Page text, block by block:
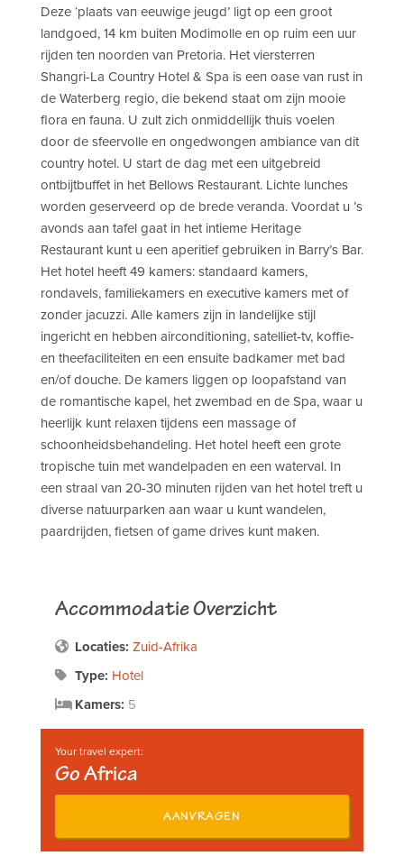
Deze ‘plaats van eeuwige jeugd’ ligt op een groot
landgoed, 14 km buiten Modimolle en op ruim een uur
rijden ten noorden van Pretoria. Het viersterren
Shangri-La Country Hotel & Spa is een oase van rust in
de Waterberg regio, die bekend staat om zijn mooie
flora en fauna. U zult zich onmiddellijk thuis voelen
door de sfeervolle en ongedwongen ambiance van dit
country hotel. U start de dag met een uitgebreid
ontbijtbuffet in het Bellows Restaurant. Lichte lunches
worden geserveerd op de brede veranda. Voordat u ’s
avonds aan tafel gaat in het intieme Heritage
Restaurant kunt u een aperitief gebruiken in Barry’s Bar.
Het hotel heeft 49 kamers: standaard kamers,
rondavels, familiekamers en executive kamers met of
zonder jacuzzi. Alle kamers zijn in landelijke stijl
ingericht en hebben airconditioning, satelliet-tv, koffie-
en theefaciliteiten en een ensuite badkamer met bad
en/of douche. De kamers liggen op loopafstand van
de romantische kapel, het zwembad en de Spa, waar u
heerlijk kunt relaxen tijdens een massage of
schoonheidsbehandeling. Het hotel heeft een grote
tropische tuin met wandelpaden en een waterval. In
een straal van 20-30 minuten rijden van het hotel treft u
diverse natuurparken aan waar u kunt wandelen,
paardrijden, fietsen of game drives kunt maken.
Accommodatie Overzicht
Locaties: Zuid-Afrika
Type: Hotel
Kamers: 5
Your travel expert:
Go Africa
AANVRAGEN